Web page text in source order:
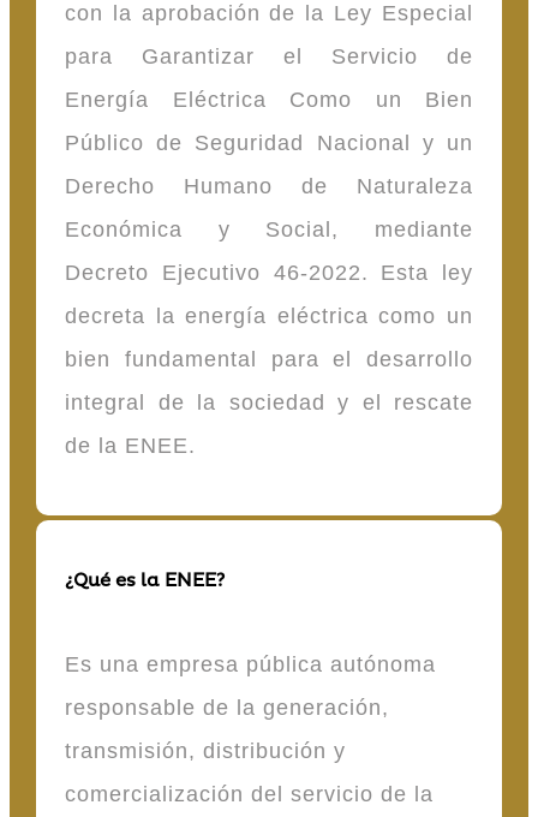
con la aprobación de la Ley Especial
para Garantizar el Servicio de
Energía Eléctrica Como un Bien
Público de Seguridad Nacional y un
Derecho Humano de Naturaleza
Económica y Social, mediante
Decreto Ejecutivo 46-2022. Esta ley
decreta la energía eléctrica como un
bien fundamental para el desarrollo
integral de la sociedad y el rescate
de la ENEE.
¿Qué es la ENEE?
Es una empresa pública autónoma
responsable de la generación,
transmisión, distribución y
comercialización del servicio de la